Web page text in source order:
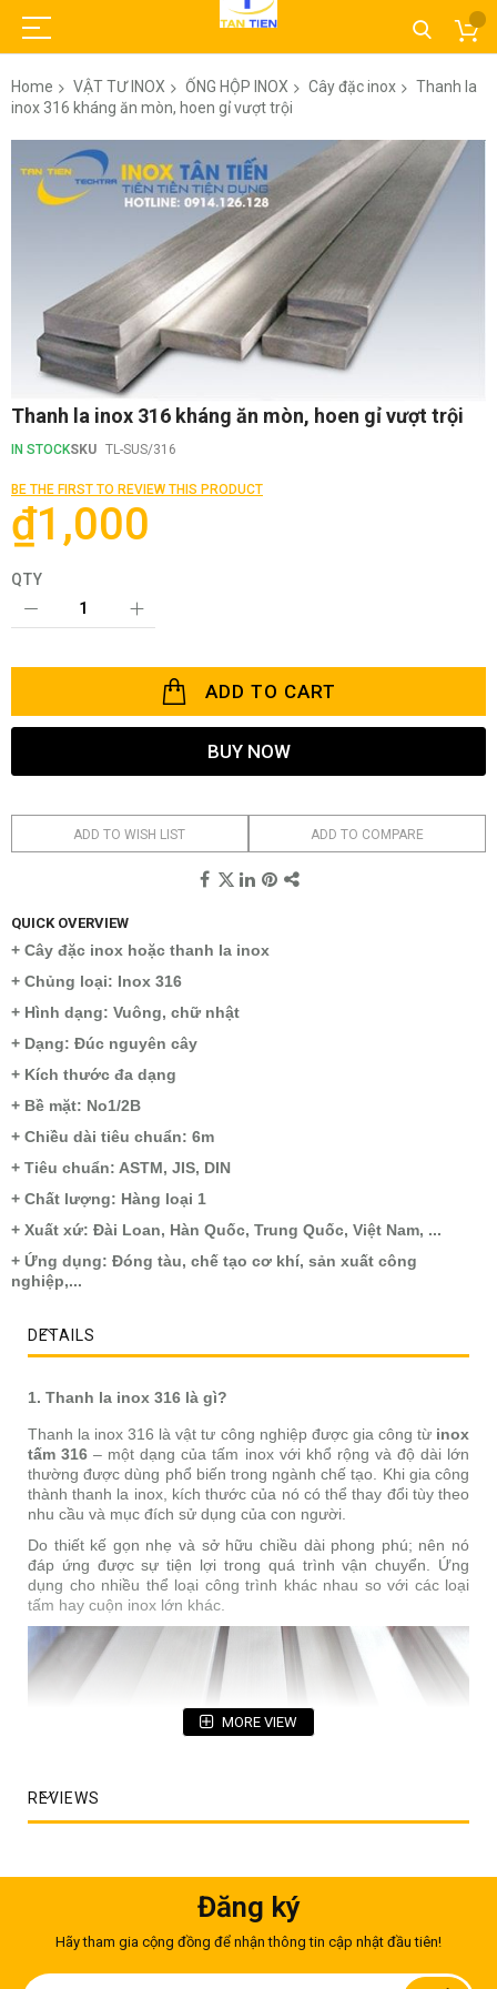
Home VẬT TƯ INOX ỐNG HỘP INOX Cây đặc inox
Thanh la
inox 316 kháng ăn mòn, hoen gỉ vượt trội
to
the
Skip
the
of
the
images
gallery
Thanh la inox 316 kháng ăn mòn, hoen gỉ vượt trội
IN STOCKSKU TL-SUS/316
BE THE FIRST TO REVIEW THIS PRODUCT
₫1,000
QTY
ADD TO CART
BUY NOW
ADD TO WISH LIST ADD TO COMPARE
QUICK OVERVIEW
+ Cây đặc inox hoặc thanh la inox
+ Chủng loại: Inox 316
+ Hình dạng: Vuông, chữ nhật
+ Dạng: Đúc nguyên cây
+ Kích thước đa dạng
+ Bề mặt: No1/2B
+ Chiều dài tiêu chuẩn: 6m
+ Tiêu chuẩn: ASTM, JIS, DIN
+ Chất lượng: Hàng loại 1
+ Xuất xứ: Đài Loan, Hàn Quốc, Trung Quốc, Việt Nam, ...
+ Ứng dụng: Đóng tàu, chế tạo cơ khí, sản xuất công
nghiệp,...
DETAILS
1. Thanh la inox 316 là gì?
Thanh la inox 316 là vật tư công nghiệp được gia công từ inox
tấm 316– một dạng của tấm inox với khổ rộng và độ dài lớn
thường được dùng phổ biến trong ngành chế tạo. Khi gia công
thành thanh la inox, kích thước của nó có thể thay đổi tùy theo
nhu cầu và mục đích sử dụng của con người.
Do thiết kế gọn nhẹ và sở hữu chiều dài phong phú; nên nó
đáp ứng được sự tiện lợi trong quá trình vận chuyển. Ứng
dụng cho nhiều thể loại công trình khác nhau so với các loại
tấm hay cuộn inox lớn khác.
Người ta sản xuất thanh la dựa vào 2 phương pháp cơ bản:
MORE VIEW
REVIEWS
Đăng ký
Hãy tham gia cộng đồng để nhận thông tin cập nhật đầu tiên!
Sign